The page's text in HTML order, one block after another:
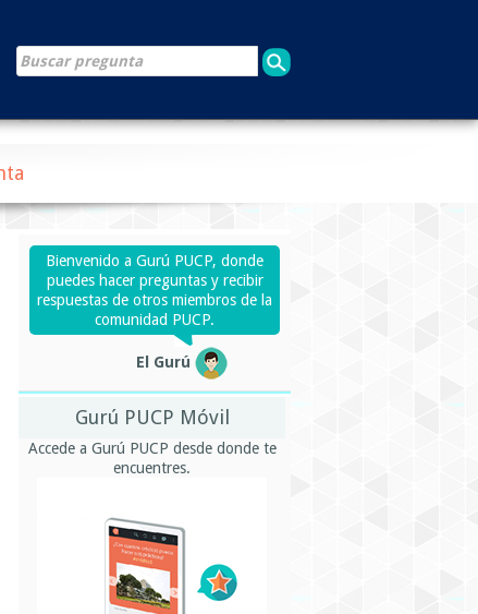
Bienvenido a Gurú PUCP, donde
puedes hacer preguntas y recibir
respuestas de otros miembros de la
comunidad PUCP.
El Gurú
Gurú PUCP Móvil
Accede a Gurú PUCP desde donde te
encuentres.